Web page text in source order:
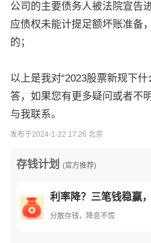
公司的主要债务人被法院宣告
应债权未能计提足额坏账准备
的；
以上是我对“2023股票新规下
答，如果您有更多疑问或者不
与我联系。
发布于2024-1-22 17:26 北京
存钱计划 (官方推荐)
利率降？三笔钱稳赢，
分散存钱，降息不慌